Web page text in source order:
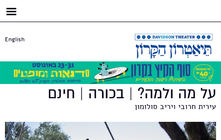
English
על מה ולמה? | בכורה | חינם
עירית חרובי ויריב סולומון